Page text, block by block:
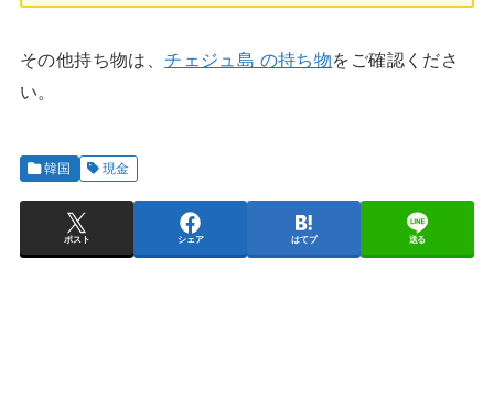
その他持ち物は、チェジュ島 の持ち物をご確認くださ
い。
韓国 現金
ポスト シェア はてブ 送る